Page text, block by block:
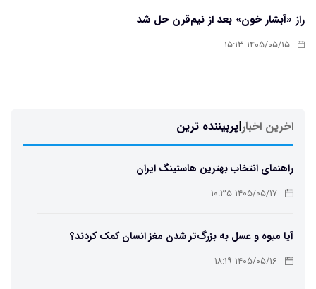
راز «آبشار خون» بعد از نیم‌قرن حل شد
۱۴۰۵/۰۵/۱۵ ۱۵:۱۳
اخرین اخبار|پربیننده ترین
راهنمای انتخاب بهترین هاستینگ ایران
۱۴۰۵/۰۵/۱۷ ۱۰:۳۵
آیا میوه و عسل به بزرگ‌تر شدن مغز انسان کمک کردند؟
۱۴۰۵/۰۵/۱۶ ۱۸:۱۹